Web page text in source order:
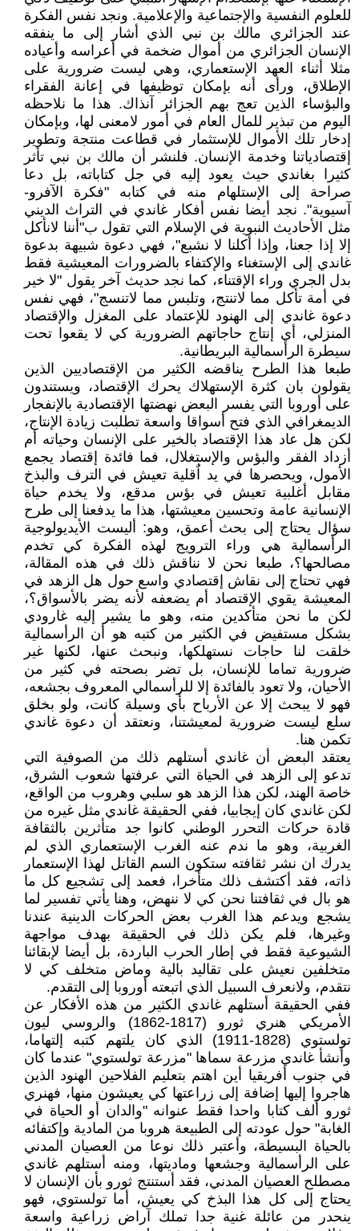
للعلوم النفسية والإجتماعية والإعلامية. ونجد نفس الفكرة
عند الجزائري مالك بن نبي الذي أشار إلى ما ينفقه
الإنسان الجزائري من أموال ضخمة في أعراسه وأعياده
مثلا أثناء العهد الإستعماري، وهي ليست ضرورية على
الإطلاق، ورأى أنه بإمكان توظيفها في إعانة الفقراء
والبؤساء الذين تعج بهم الجزائر آنذاك. هذا ما نلاحظه
اليوم من تبذير للمال العام في أمور لامعنى لها، وبإمكان
إدخار تلك الأموال للإستثمار في قطاعت منتجة وتطوير
إقتصادياتنا وخدمة الإنسان. فلنشر أن مالك بن نبي تأثر
كثيرا بغاندي حيث يعود إليه في جل كتاباته، بل دعا
صراحة إلى الإستلهام منه في كتابه "فكرة الآفرو-
آسيوية". نجد أيضا نفس أفكار غاندي في التراث الديني
مثل الأحاديث النبوية في الإسلام التي تقول ب"أننا لانأكل
إلا إذا جعنا، وإذا أكلنا لا نشبع"، فهي دعوة شبيهة بدعوة
غاندي إلى الإستغناء والإكتفاء بالضرورات المعيشية فقط
بدل الجري وراء الإقتناء، كما نجد حديث آخر يقول "لا خير
في أمة تأكل مما لاتنتج، وتلبس مما لاتنسج"، فهي نفس
دعوة غاندي إلى الهنود للإعتماد على المغزل والإقتصاد
المنزلي، أي إنتاج حاجاتهم الضرورية كي لا يقعوا تحت
سيطرة الرأسمالية البريطانية.
طبعا هذا الطرح يناقضه الكثير من الإقتصاديين الذين
يقولون بان كثرة الإستهلاك يحرك الإقتصاد، ويستندون
على أوروبا التي يفسر البعض نهضتها الإقتصادية بالإنفجار
الديمغرافي الذي فتح أسواقا واسعة تطلبت زيادة الإنتاج،
لكن هل عاد هذا الإقتصاد بالخير على الإنسان وحياته أم
أزداد الفقر والبؤس والإستغلال، فما فائدة إقتصاد يجمع
الأمول، ويحصرها في يد اٌقلية تعيش في الترف والبذخ
مقابل أغلبية تعيش في بؤس مدقع، ولا يخدم حياة
الإنسانية عامة وتحسين معيشتها، هذا ما يدفعنا إلى طرح
سؤال يحتاج إلى بحث أعمق، وهو: أليست الأيديولوجية
الرأسمالية هي وراء الترويج لهذه الفكرة كي تخدم
مصالحها؟، طبعا نحن لا نناقش ذلك في هذه المقالة،
فهي تحتاج إلى نقاش إقتصادي واسع حول هل الزهد في
المعيشة يقوي الإقتصاد أم يضعفه لأنه يضر بالأسواق؟،
لكن ما نحن متأكدين منه، وهو ما يشير إليه غارودي
بشكل مستفيض في الكثير من كتبه هو أن الرأسمالية
خلقت لنا حاجات نستهلكها، ونبحث عنها، لكنها غير
ضرورية تماما للإنسان، بل تضر بصحته في كثير من
الأحيان، ولا تعود بالفائدة إلا للرأسمالي المعروف بجشعه،
فهو لا يبحث إلا عن الأرباح بأي وسيلة كانت، ولو بخلق
سلع ليست ضرورية لمعيشتنا، ونعتقد أن دعوة غاندي
تكمن هنا.
يعتقد البعض أن غاندي أستلهم ذلك من الصوفية التي
تدعو إلى الزهد في الحياة التي عرفتها شعوب الشرق،
خاصة الهند، لكن هذا الزهد هو سلبي وهروب من الواقع،
لكن غاندي كان إيجابيا، ففي الحقيقة غاندي مثل غيره من
قادة حركات التحرر الوطني كانوا جد متأثرين بالثقافة
الغربية، وهو ما ندم عنه الغرب الإستعماري الذي لم
يدرك ان نشر ثقافته ستكون السم القاتل لهذا الإستعمار
ذاته، فقد أكتشف ذلك متأخرا، فعمد إلى تشجيع كل ما
هو بال في ثقافتنا نحن كي لا ننهض، وهنا يأتي تفسير لما
يشجع ويدعم هذا الغرب بعض الحركات الدينية عندنا
وغيرها، فلم يكن ذلك في الحقيقة بهدف مواجهة
الشيوعية فقط في إطار الحرب الباردة، بل أيضا لإبقائنا
متخلفين نعيش على تقاليد بالية وماض متخلف كي لا
نتقدم، ولانعرف السبيل الذي اتبعته أوروبا إلى التقدم.
ففي الحقيقة أستلهم غاندي الكثير من هذه الأفكار عن
الأمريكي هنري ثورو (1817-1862) والروسي ليون
تولستوي (1828-1911) الذي كان يلتهم كتبه إلتهاما،
وأنشأ غاندي مزرعة سماها "مزرعة تولستوي" عندما كان
في جنوب أفريقيا أين اهتم بتعليم الفلاحين الهنود الذين
هاجروا إليها إضافة إلى زراعتها كي يعيشون منها، فهنري
ثورو ألف كتابا واحدا فقط عنوانه "والدان أو الحياة في
الغابة" حول عودته إلى الطبيعة هروبا من المادية وإكتفائه
بالحياة البسيطة، وأعتبر ذلك نوعا من العصيان المدني
على الرأسمالية وجشعها وماديتها، ومنه أستلهم غاندي
مصطلح العصيان المدني، فقد أستنتج ثورو بأن الإنسان لا
يحتاج إلى كل هذا البذخ كي يعيش، أما تولستوي، فهو
ينحدر من عائلة غنية جدا تملك آراض زراعية واسعة